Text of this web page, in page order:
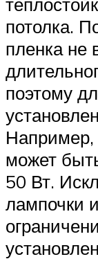
потолка.
пленка не
поэтому
Например,
может
50 Вт.
лампочки